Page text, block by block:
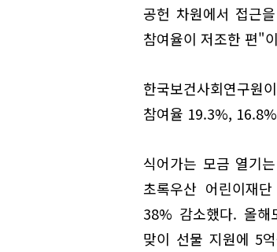
공헌 차원에서 접근
참여율이 저조한 편"
한국보건사회연구원
참여율 19.3%,
식어가는 모금 열기
초록우산 어린이재
38% 감소했다. 올
맞이 선물 지원에 5